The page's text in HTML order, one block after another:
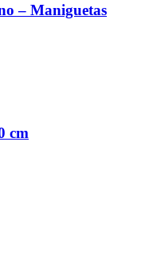
– Maniguetas
cm